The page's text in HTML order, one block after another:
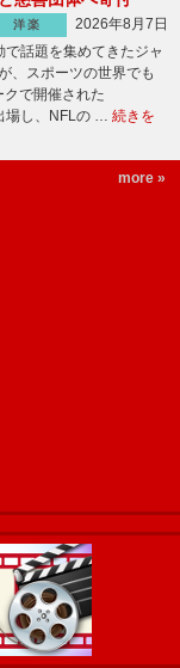
洋楽
2026年8月7日
話題を集めてきたジャ
、スポーツの世界でも
で開催された
場し、NFLの … 続きを
more »